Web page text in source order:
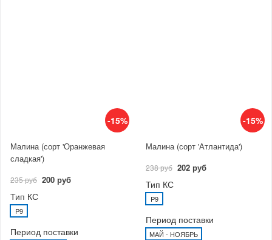
-15%
Малина (сорт 'Оранжевая
сладкая')
235 руб 200 руб
Тип КС
P9
Период поставки
-15%
Малина (сорт 'Атлантида')
238 руб 202 руб
Тип КС
P9
Период поставки
МАЙ - НОЯБРЬ